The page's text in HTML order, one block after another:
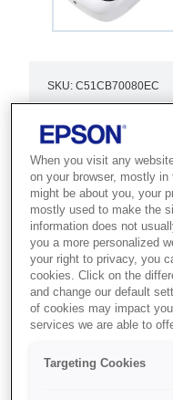
SKU: C51CB70080EC
(Cyrillic)
Best for
need a
label maker on
Backlit display
6, 9, 12 and
When you visit any
on your browser, mostly
might be about you, your
mostly used to make the
information does not
you a more personalized
your right to privacy, you
cookies. Click on the
and change our default
of cookies may impact
services we are able to
Targeting Cookies